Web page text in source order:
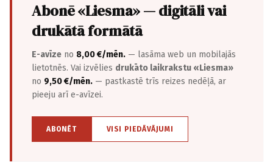
Abonē «Liesma» — digitāli vai
drukātā formātā
E-avīze no 8,00 €/mēn. — lasāma web un mobilajās
lietotnēs. Vai izvēlies drukāto laikrakstu «Liesma»
no 9,50 €/mēn. — pastkastē trīs reizes nedēļā, ar
pieeju arī e-avīzei.
ABONĒT VISI PIEDĀVĀJUMI